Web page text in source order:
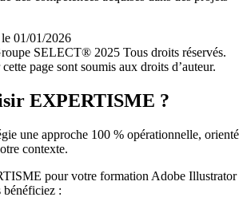
01/01/2026
SELECT® 2025 Tous droits réservés.
page sont soumis aux droits d’auteur.
EXPERTISME ?
une approche 100 % opérationnelle,
contexte.
pour votre formation Adobe Illustrator
: